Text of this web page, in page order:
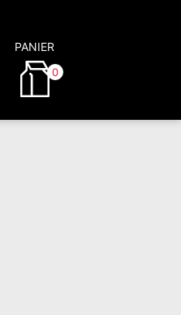
PANIER
0